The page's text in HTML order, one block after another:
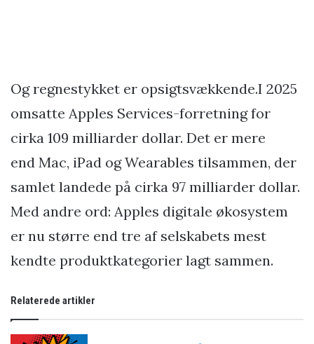
Og regnestykket er opsigtsvækkende.I 2025
omsatte Apples Services-forretning for
cirka 109 milliarder dollar. Det er mere
end Mac, iPad og Wearables tilsammen, der
samlet landede på cirka 97 milliarder dollar.
Med andre ord: Apples digitale økosystem
er nu større end tre af selskabets mest
kendte produktkategorier lagt sammen.
Relaterede artikler